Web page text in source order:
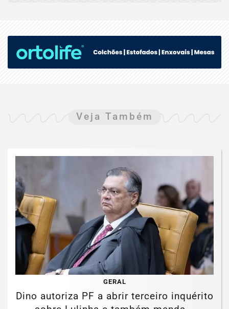
Veja Também
GERAL
Dino autoriza PF a abrir terceiro inquérito